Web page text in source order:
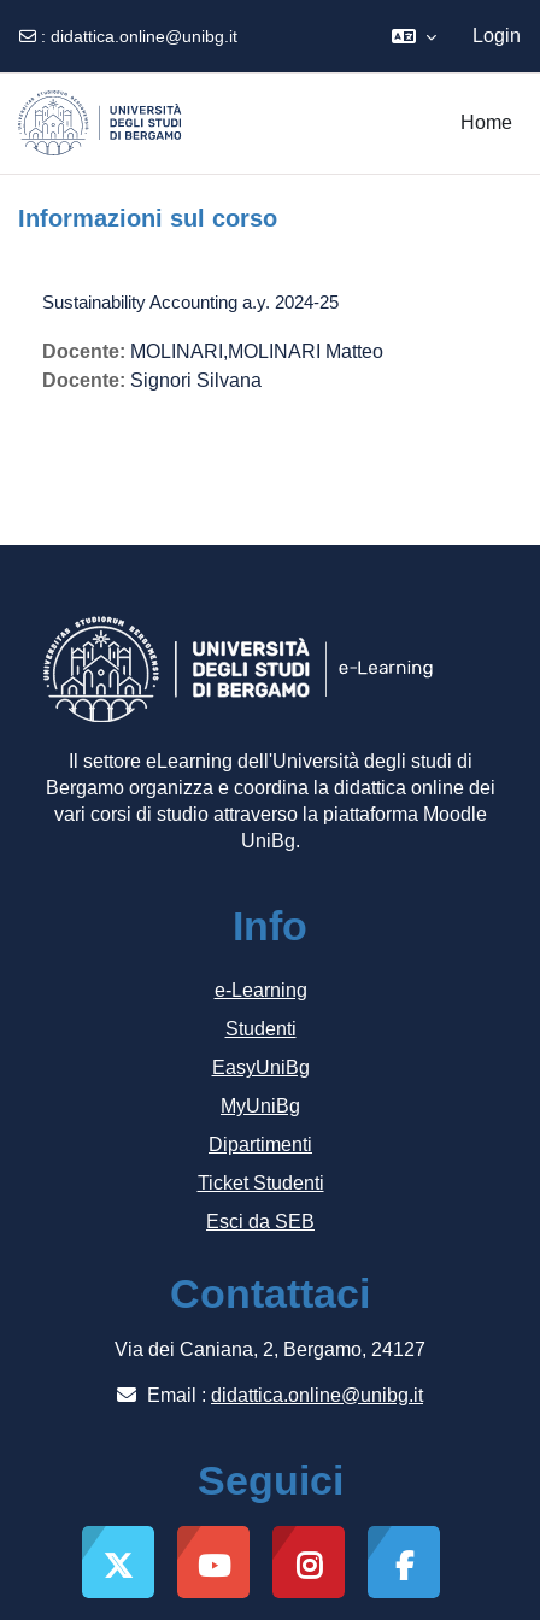
: didattica.online@unibg.it Login
Home
Informazioni sul corso
Sustainability Accounting a.y. 2024-25
Docente: MOLINARI,MOLINARI Matteo
Docente: Signori Silvana
Il settore eLearning dell'Università degli studi di
Bergamo organizza e coordina la didattica online dei
vari corsi di studio attraverso la piattaforma Moodle
UniBg.
Info
e-Learning
Studenti
EasyUniBg
MyUniBg
Dipartimenti
Ticket Studenti
Esci da SEB
Contattaci
Via dei Caniana, 2, Bergamo, 24127
Email : didattica.online@unibg.it
Seguici